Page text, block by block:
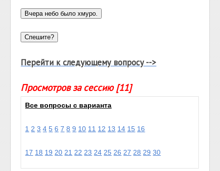
Перейти к следующему вопросу -->
Просмотров за сессию [11]
Все вопросы с варианта
1 2 3 4 5 6 7 8 9 10 11 12 13 14 15 16
17 18 19 20 21 22 23 24 25 26 27 28 29 30